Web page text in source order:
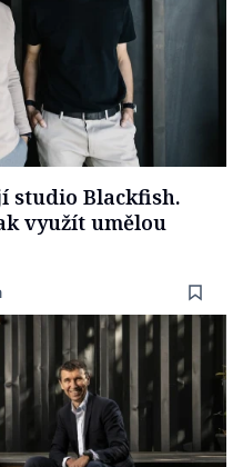
studio Blackfish.
využít umělou